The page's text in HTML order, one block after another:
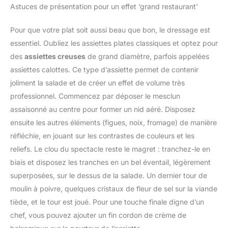
ingrédients et types de
préparation plus efficace
et flexible Préparation
rapide et efficace –
Tranchez directement
sur une planche à
découper ou une
assiette, ou placez la
mandoline au-dessus
d'un bol.. Fruits et
quelques secondes :
pour carottes, oignons,
courgettes, tomates et
bien plus encore.
préparation et facilitez la
cuisine au quotidien
Utilisation sûre et
nettoyage facile – Son
fraîcheur (adapté aux
verrouillage inclus), 1
porte-couteau, 1 poignée
de sécurité, 1 panier
d'égouttage (avec fente
pour les lames), 1
couvercle presseur, 7
lames tranchantes en
brosse de nettoyage
Matériau de Qualité
Alimentaire - Le coupe
oignon manuel est
alimentaire et 420J2,
sans BPA, ce qui permet
de conserver des
ingrédients sains,
nutritifs et sûrs. Avec ce
Astuces de présentation pour un effet ‘grand restaurant’
Pour que votre plat soit aussi beau que bon, le dressage est
essentiel. Oubliez les assiettes plates classiques et optez pour
des assiettes creuses de grand diamètre, parfois appelées
assiettes calottes. Ce type d’assiette permet de contenir
joliment la salade et de créer un effet de volume très
professionnel. Commencez par déposer le mesclun
assaisonné au centre pour former un nid aéré. Disposez
ensuite les autres éléments (figues, noix, fromage) de manière
réfléchie, en jouant sur les contrastes de couleurs et les
reliefs. Le clou du spectacle reste le magret : tranchez-le en
biais et disposez les tranches en un bel éventail, légèrement
superposées, sur le dessus de la salade. Un dernier tour de
moulin à poivre, quelques cristaux de fleur de sel sur la viande
tiède, et le tour est joué. Pour une touche finale digne d’un
chef, vous pouvez ajouter un fin cordon de crème de